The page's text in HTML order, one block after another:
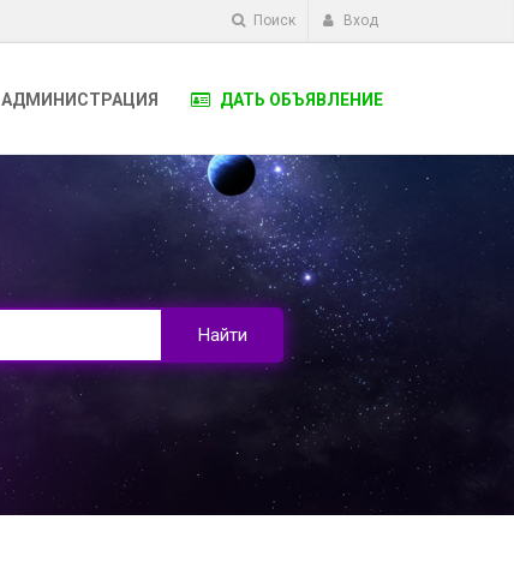
Поиск Вход
АДМИНИСТРАЦИЯ ДАТЬ ОБЪЯВЛЕНИЕ
Найти